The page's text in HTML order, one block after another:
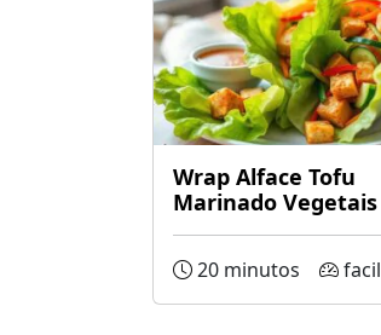
Wrap Alface Tofu
Marinado Vegetais
20 minutos facil